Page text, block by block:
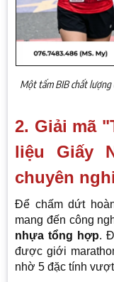
Một tấm BIB chất lượng
2. Giải mã
liệu Giấy
chuyên
Để chấm dứt
mang đến công
nhựa tổng hợp.
được giới
nhờ 5 đặc tính